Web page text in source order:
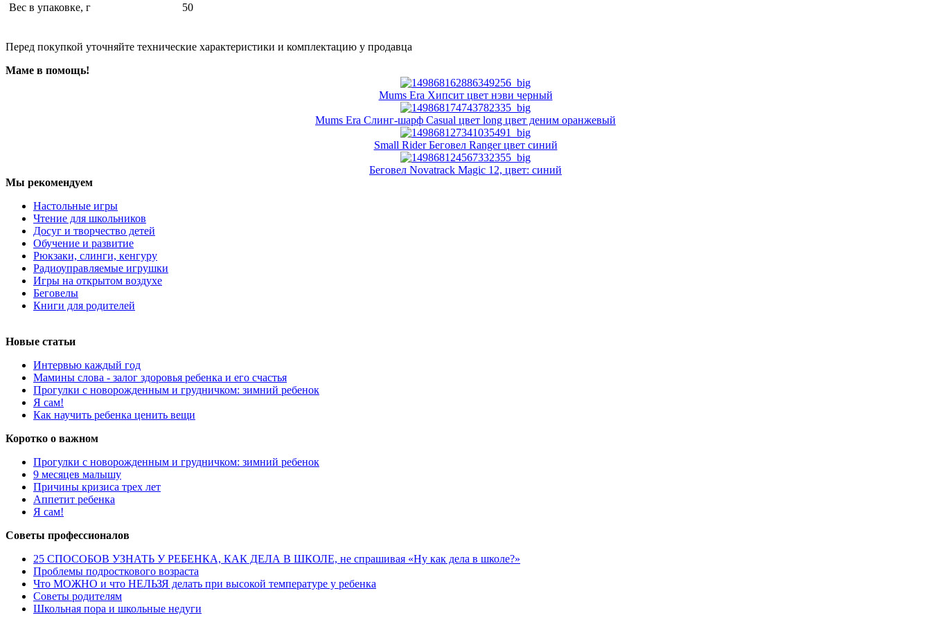
Вес в упаковке, г
50
Перед покупкой уточняйте технические характеристики и комплектацию у продавца
Маме в помощь!
Mums Era Хипсит цвет нэви черный
Mums Era Слинг-шарф Casual цвет long цвет деним оранжевый
Small Rider Беговел Ranger цвет синий
Беговел Novatrack Magic 12, цвет: синий
Мы рекомендуем
Настольные игры
Чтение для школьников
Досуг и творчество детей
Обучение и развитие
Рюкзаки, слинги, кенгуру
Радиоуправляемые игрушки
Игры на открытом воздухе
Беговелы
Книги для родителей
Новые статьи
Интервью каждый год
Мамины слова - залог здоровья ребенка и его счастья
Прогулки с новорожденным и грудничком: зимний ребенок
Я сам!
Как научить ребенка ценить вещи
Коротко о важном
Прогулки с новорожденным и грудничком: зимний ребенок
9 месяцев малышу
Причины кризиса трех лет
Аппетит ребенка
Я сам!
Советы профессионалов
25 СПОСОБОВ УЗНАТЬ У РЕБЕНКА, КАК ДЕЛА В ШКОЛЕ, не спрашивая «Ну как дела в школе?»
Проблемы подросткового возраста
Что МОЖНО и что НЕЛЬЗЯ делать при высокой температуре у ребенка
Советы родителям
Школьная пора и школьные недуги